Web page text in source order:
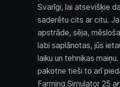
Svarīgi, lai atsevišķie
saderētu cits ar citu.
apstrāde, sēja,
labi saplānotas, jūs
laiku un tehnikas
pakotne tieši to arī
Farming Simulator 25